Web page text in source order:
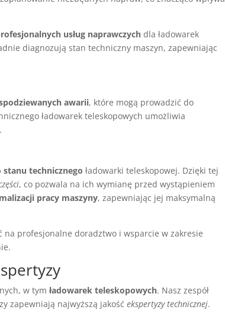
usług naprawczych dla ładowarek
diagnozują stan techniczny maszyn, zapewniając
awarii, które mogą prowadzić do
ładowarek teleskopowych umożliwia
technicznego ładowarki teleskopowej. Dzięki tej
, co pozwala na ich wymianę przed wystąpieniem
pracy maszyny, zapewniając jej maksymalną
na profesjonalne doradztwo i wsparcie w zakresie
w tymładowarek teleskopowych. Nasz zespół
zapewniają najwyższą jakośćekspertyzy technicznej.